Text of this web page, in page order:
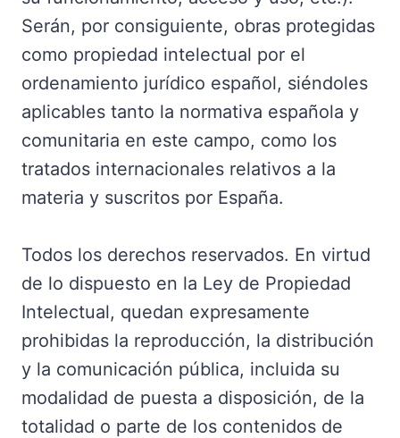
Serán, por consiguiente, obras protegidas
como propiedad intelectual por el
ordenamiento jurídico español, siéndoles
aplicables tanto la normativa española y
comunitaria en este campo, como los
tratados internacionales relativos a la
materia y suscritos por España.
Todos los derechos reservados. En virtud
de lo dispuesto en la Ley de Propiedad
Intelectual, quedan expresamente
prohibidas la reproducción, la distribución
y la comunicación pública, incluida su
modalidad de puesta a disposición, de la
totalidad o parte de los contenidos de